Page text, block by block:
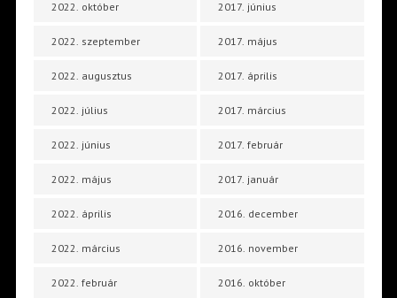
2022. október
2022. szeptember
2022. augusztus
2022. július
2022. június
2022. május
2022. április
2022. március
2022. február
2017. június
2017. május
2017. április
2017. március
2017. február
2017. január
2016. december
2016. november
2016. október